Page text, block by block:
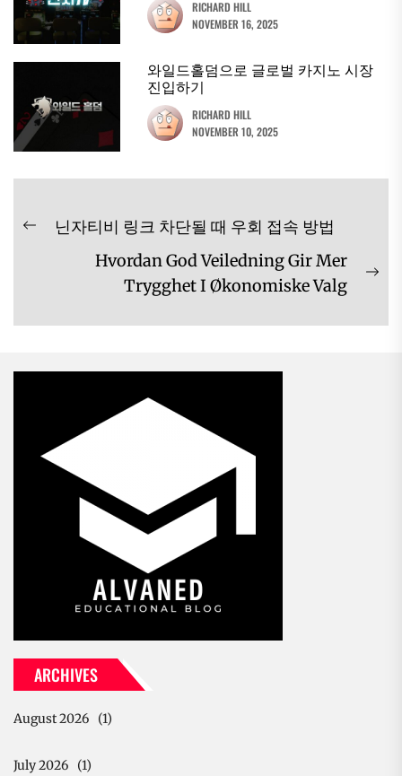
RICHARD HILL
NOVEMBER 16, 2025
와일드홀덤으로 글로벌 카지노 시장
진입하기
RICHARD HILL
NOVEMBER 10, 2025
Post
navigation
Previous
닌자티비 링크 차단될 때 우회 접속 방법
Hvordan God Veiledning Gir Mer
Trygghet I Økonomiske Valg
ARCHIVES
August 2026 (1)
July 2026 (1)